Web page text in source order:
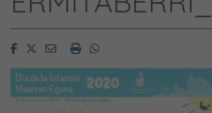
FacebookTwitterEmailImprimirWhatsapp